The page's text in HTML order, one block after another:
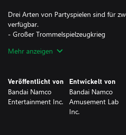
Drei Arten von Partyspielen sind für
verfügbar.
- Großer Trommelspielzeugkrieg
deines Gegners zu besiegen und dir
zu absolvieren!
- Lauf!-Ninja-Dojo
Werde zum Ninja und absolviere mit
Rennen! Meistere mehrere
Mehr anzeigen
Veröffentlicht von
Bandai Namco
Entertainment Inc.
Entwickelt von
Bandai Namco
Amusement Lab
Inc.